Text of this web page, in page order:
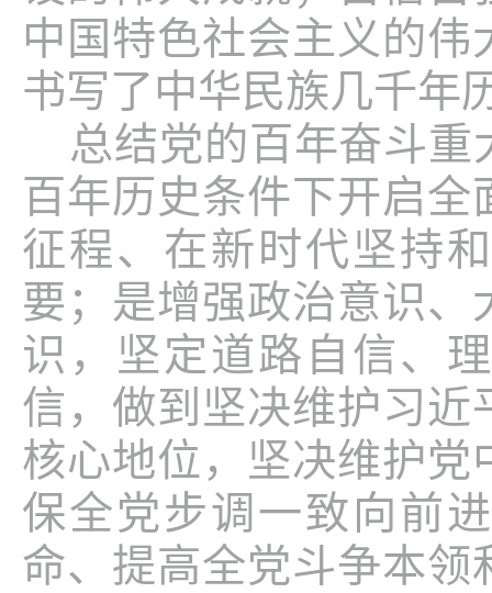
中国特色社会主义的
书写了中华民族几千年
总结党的百年奋斗
百年历史条件下开启
征程、在新时代坚持
要；是增强政治意识
识，坚定道路自信、
信，做到坚决维护习
核心地位，坚决维护
保全党步调一致向前
命、提高全党斗争本